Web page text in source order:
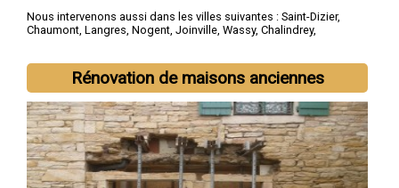
Nous intervenons aussi dans les villes suivantes : Saint-Dizier,
Chaumont, Langres, Nogent, Joinville, Wassy, Chalindrey,
Rénovation de maisons anciennes